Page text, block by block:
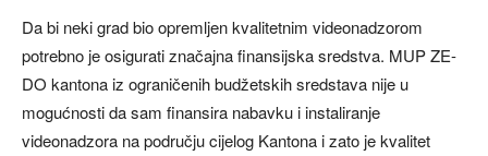
Da bi neki grad bio opremljen kvalitetnim videonadzorom
potrebno je osigurati značajna finansijska sredstva. MUP ZE-
DO kantona iz ograničenih budžetskih sredstava nije u
mogućnosti da sam finansira nabavku i instaliranje
videonadzora na području cijelog Kantona i zato je kvalitet